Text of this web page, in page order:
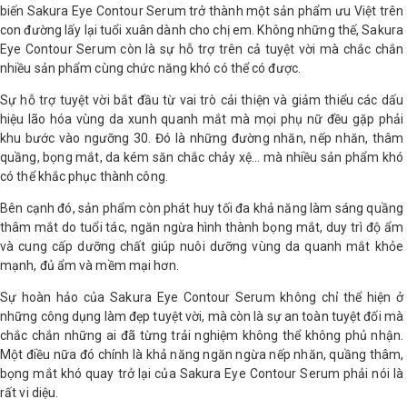
biến Sakura Eye Contour Serum trở thành một sản phẩm ưu Việt trên
con đường lấy lại tuổi xuân dành cho chị em. Không những thế, Sakura
Eye Contour Serum còn là sự hỗ trợ trên cả tuyệt vời mà chắc chắn
nhiều sản phẩm cùng chức năng khó có thể có được.
Sự hỗ trợ tuyệt vời bắt đầu từ vai trò cải thiện và giảm thiểu các dấu
hiệu lão hóa vùng da xunh quanh mắt mà mọi phụ nữ đều gặp phải
khu bước vào ngưỡng 30. Đó là những đường nhăn, nếp nhăn, thâm
quầng, bọng mắt, da kém săn chắc chảy xệ… mà nhiều sản phẩm khó
có thể khắc phục thành công.
Bên cạnh đó, sản phẩm còn phát huy tối đa khả năng làm sáng quầng
thâm mắt do tuổi tác, ngăn ngừa hình thành bọng mắt, duy trì độ ẩm
và cung cấp dưỡng chất giúp nuôi dưỡng vùng da quanh mắt khỏe
mạnh, đủ ẩm và mềm mại hơn.
Sự hoàn hảo của Sakura Eye Contour Serum không chỉ thể hiện ở
những công dụng làm đẹp tuyệt vời, mà còn là sự an toàn tuyệt đối mà
chắc chắn những ai đã từng trải nghiệm không thể không phủ nhận.
Một điều nữa đó chính là khả năng ngăn ngừa nếp nhăn, quầng thâm,
bọng mắt khó quay trở lại của Sakura Eye Contour Serum phải nói là
rất vi diệu.